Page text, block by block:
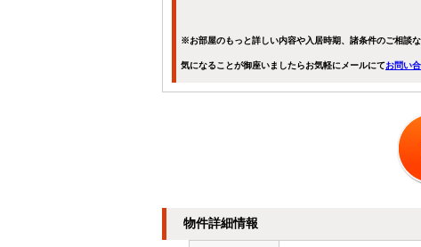
※お部屋のもっと詳しい内容や入居時期、諸条件のご相談
気になることが御座いましたらお気軽にメールにてお問い
物件詳細情報